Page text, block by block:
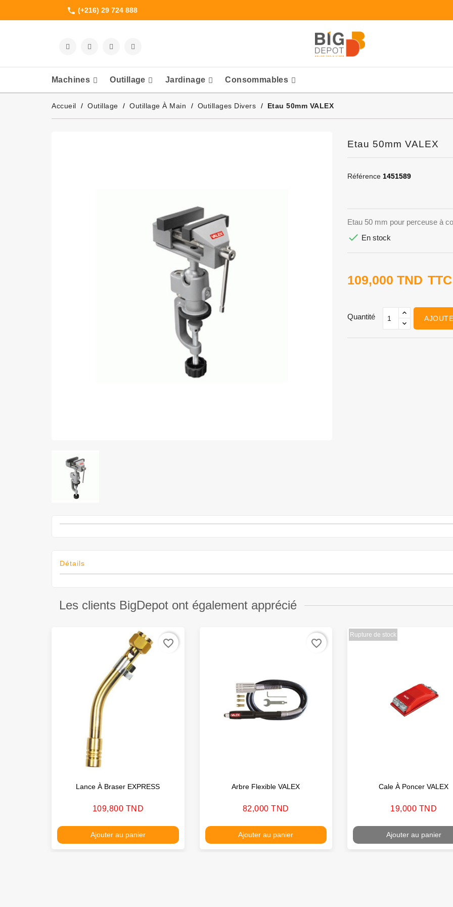
phone (+216) 29 724 888
Machines Outillage Jardinage Consommables
Accueil Outillage Outillage À Main Outillages Divers Etau 50mm VALEX
Etau 50mm VALEX
Référence 1451589
Etau 50 mm pour perceuse à
 En stock
109,000 TND TTC
Quantité
Détails
Les clients BigDepot ont également apprécié
Lance À Braser EXPRESS
Prix
109,800 TND
Ajouter au panier
favorite_border
Arbre Flexible VALEX
Prix
82,000 TND
Ajouter au panier
favorite_border
Rupture de stock
Cale À Poncer VALEX
Prix
19,000 TND
Ajouter au panier